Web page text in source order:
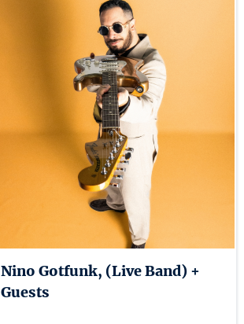
Nino Gotfunk, (Live Band) +
Guests